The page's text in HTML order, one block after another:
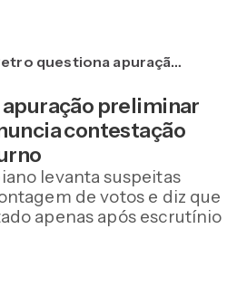
questiona apuração
anuncia contestação
após 1º turnopreliminar
contestação
levanta suspeitas
de votos e diz que
apenas após escrutínio